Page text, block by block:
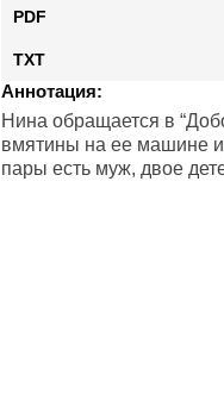
PDF
TXT
Аннотация:
Нина обращается в
вмятины на ее машине и
пары есть муж, двое